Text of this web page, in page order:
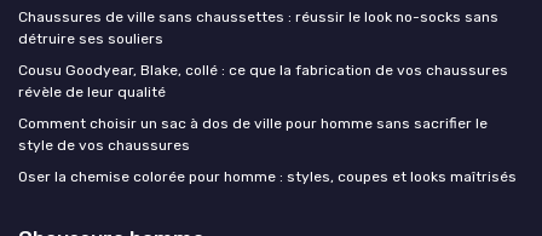
Chaussures de ville sans chaussettes : réussir le look no-socks sans
détruire ses souliers
Cousu Goodyear, Blake, collé : ce que la fabrication de vos chaussures
révèle de leur qualité
Comment choisir un sac à dos de ville pour homme sans sacrifier le
style de vos chaussures
Oser la chemise colorée pour homme : styles, coupes et looks maîtrisés